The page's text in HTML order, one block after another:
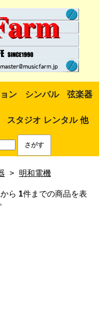
ン シンバル 弦楽器
スタジオ レンタル 他
> 明和電機
から 1件までの商品を表